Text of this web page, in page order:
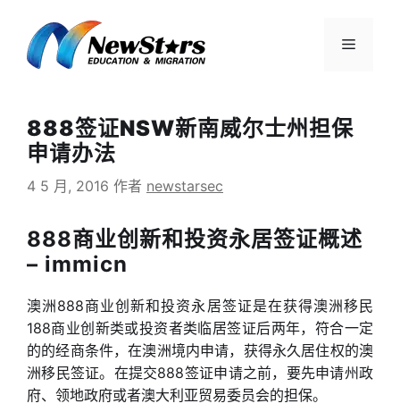
菜
888签证NSW新南威尔士州担保
申请办法
4 5 月, 2016 作者 newstarsec
888商业创新和投资永居签证概述
– immicn
澳洲888商业创新和投资永居签证是在获得澳洲移民
188商业创新类或投资者类临居签证后两年，符合一定
的的经商条件，在澳洲境内申请，获得永久居住权的澳
洲移民签证。在提交888签证申请之前，要先申请州政
府、领地政府或者澳大利亚贸易委员会的担保。